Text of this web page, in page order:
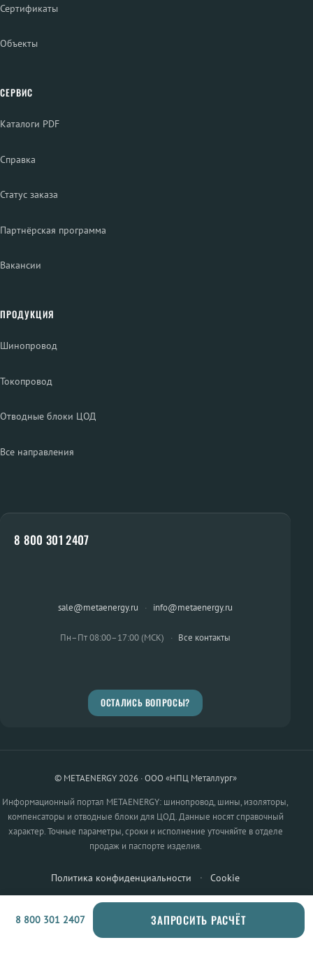
Сертификаты
Объекты
СЕРВИС
Каталоги PDF
Справка
Статус заказа
Партнёрская программа
Вакансии
ПРОДУКЦИЯ
Шинопровод
Токопровод
Отводные блоки ЦОД
Все направления
8 800 301 2407
sale@metaenergy.ru · info@metaenergy.ru
Пн–Пт 08:00–17:00 (МСК) · Все контакты
ОСТАЛИСЬ ВОПРОСЫ?
© METAENERGY 2026 · ООО «НПЦ Металлург»
Информационный портал METAENERGY: шинопровод, шины, изоляторы,
компенсаторы и отводные блоки для ЦОД. Данные носят справочный
характер. Точные параметры, сроки и исполнение уточняйте в отделе
продаж и паспорте изделия.
Политика конфиденциальности · Cookie
8 800 301 2407 ЗАПРОСИТЬ РАСЧЁТ